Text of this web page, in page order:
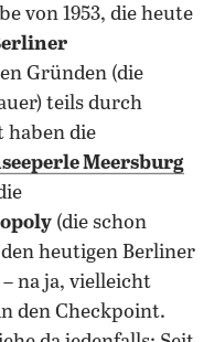
von 1953, die heute
Gründen (die
teils durch
haben die
Meersburg
(die schon
heutigen Berliner
na ja, vielleicht
den Checkpoint.